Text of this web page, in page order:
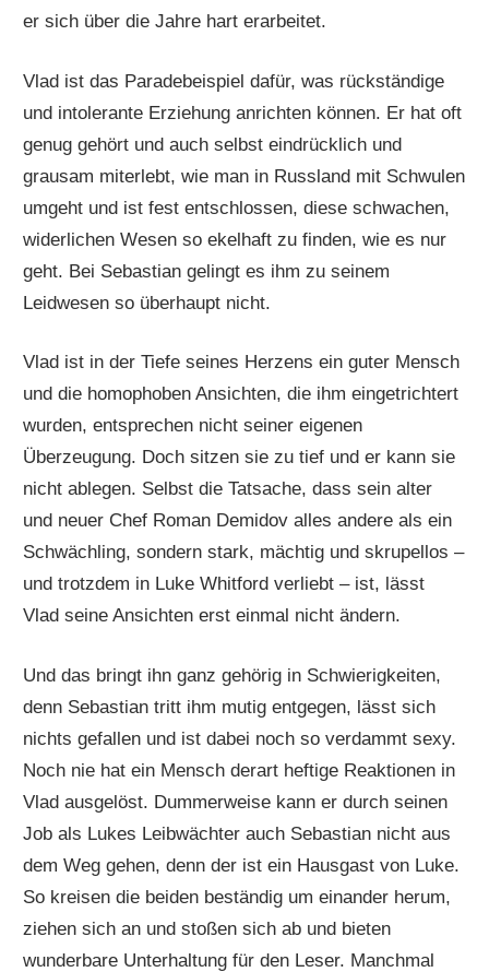
er sich über die Jahre hart erarbeitet.
Vlad ist das Paradebeispiel dafür, was rückständige
und intolerante Erziehung anrichten können. Er hat oft
genug gehört und auch selbst eindrücklich und
grausam miterlebt, wie man in Russland mit Schwulen
umgeht und ist fest entschlossen, diese schwachen,
widerlichen Wesen so ekelhaft zu finden, wie es nur
geht. Bei Sebastian gelingt es ihm zu seinem
Leidwesen so überhaupt nicht.
Vlad ist in der Tiefe seines Herzens ein guter Mensch
und die homophoben Ansichten, die ihm eingetrichtert
wurden, entsprechen nicht seiner eigenen
Überzeugung. Doch sitzen sie zu tief und er kann sie
nicht ablegen. Selbst die Tatsache, dass sein alter
und neuer Chef Roman Demidov alles andere als ein
Schwächling, sondern stark, mächtig und skrupellos –
und trotzdem in Luke Whitford verliebt – ist, lässt
Vlad seine Ansichten erst einmal nicht ändern.
Und das bringt ihn ganz gehörig in Schwierigkeiten,
denn Sebastian tritt ihm mutig entgegen, lässt sich
nichts gefallen und ist dabei noch so verdammt sexy.
Noch nie hat ein Mensch derart heftige Reaktionen in
Vlad ausgelöst. Dummerweise kann er durch seinen
Job als Lukes Leibwächter auch Sebastian nicht aus
dem Weg gehen, denn der ist ein Hausgast von Luke.
So kreisen die beiden beständig um einander herum,
ziehen sich an und stoßen sich ab und bieten
wunderbare Unterhaltung für den Leser. Manchmal